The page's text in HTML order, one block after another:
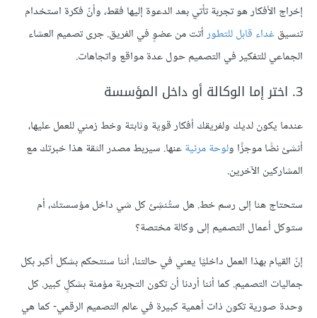
إخراج الأفكار هو تجربة تأتي بعد الدعوة إليها فقط، وأنّ فكرة استخدام
تنسيقغداء قابل للتطورأتت من عضوٍ في الفريق. جرى تصميم العشاء
الجماعي للتفكير في التصميم حول عدة مواقع واتجاهات.
3. اختر إما الوكالة أو داخل المؤسسة
عندما يكون لديك ولفريقك أفكار قوية وثابتة وخط زمني للعمل عليها،
أنشئ نصًّا موجزًا ولوحة مرئيةعنها. سيربط مصدر الثقة هذا خبرتك مع
المشاركين الآخرين.
ستحتاج هنا إلى رسم خط. هل ستُنشِئ كل شي داخل مؤسستك، أم
ستوكل أعمال التصميم إلى وكالة مختصة؟
إنّ القيام بهذا العمل داخليًا يعني في حالتنا، أننا سنتحكم بشكل أكبر بكل
جماليات التصميم. كما أننا أردنا أن تكون التجربة مؤمنة بشكلٍ كبير. كل
وحدة صورية تكون ذات أهمية كبيرة في عالم التصميم الرقمي- كما هي